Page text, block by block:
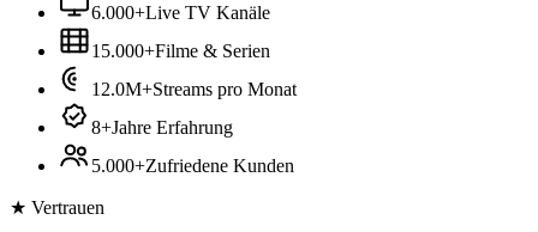
6.000+Live TV Kanäle
15.000+Filme & Serien
12.0M+Streams pro Monat
8+Jahre Erfahrung
5.000+Zufriedene Kunden
★ Vertrauen